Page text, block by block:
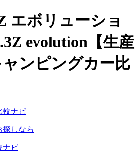
エボリューショ
evolution【生産
ンピングカー比
探しなら
ナビ